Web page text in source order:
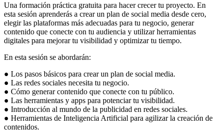
Una formación práctica gratuita para hacer crecer tu proyecto. En
esta sesión aprenderás a crear un plan de social media desde cero,
elegir las plataformas más adecuadas para tu negocio, generar
contenido que conecte con tu audiencia y utilizar herramientas
digitales para mejorar tu visibilidad y optimizar tu tiempo.
En esta sesión se abordarán:
● Los pasos básicos para crear un plan de social media.
● Las redes sociales necesita tu negocio.
● Cómo generar contenido que conecte con tu público.
● Las herramientas y apps para potenciar tu visibilidad.
● Introducción al mundo de la publicidad en redes sociales.
● Herramientas de Inteligencia Artificial para agilizar la creación de
contenidos.